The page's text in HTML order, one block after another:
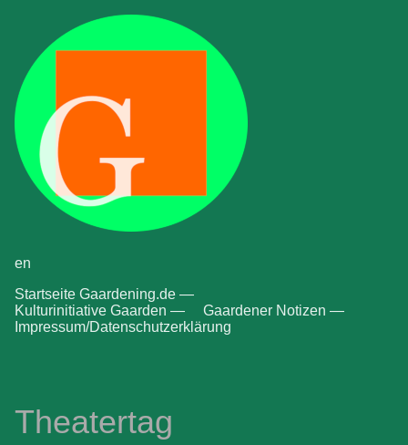
en
Startseite Gaardening.de —
Kulturinitiative Gaarden —
Gaardener Notizen —
Impressum/Datenschutzerklärung
Theatertag